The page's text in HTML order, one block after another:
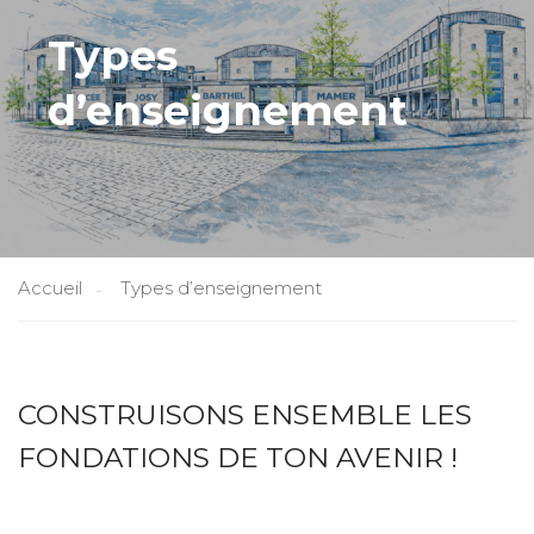
Types
d’enseignement
Accueil Types d’enseignement
CONSTRUISONS ENSEMBLE LES
FONDATIONS DE TON AVENIR !